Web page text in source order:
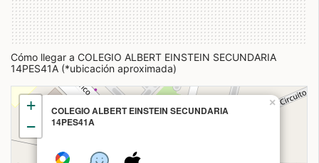
Cómo llegar a COLEGIO ALBERT EINSTEIN SECUNDARIA
14PES41A (*ubicación aproximada)
COLEGIO ALBERT EINSTEIN SECUNDARIA
14PES41A
×
+
−